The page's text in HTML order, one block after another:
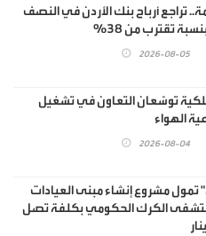
تراجع أرباح بنك الأردن في النصف
2026-08-05
توسّعان التعاون في تشغيل
الهواء
2026-08-04
تمول مشروع إنشاء مبنى العيادات
الكرك الحكومي بكلفة تصل